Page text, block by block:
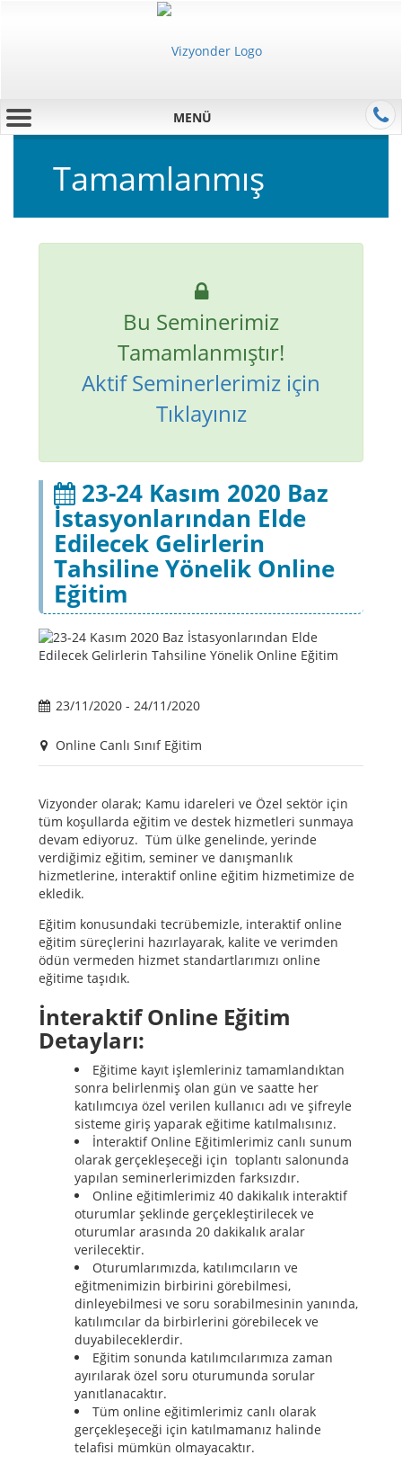
MENÜ
Tamamlanmış
Bu Seminerimiz
Tamamlanmıştır!
Aktif Seminerlerimiz için
Tıklayınız
23-24 Kasım 2020 Baz
İstasyonlarından Elde
Edilecek Gelirlerin
Tahsiline Yönelik Online
Eğitim
23/11/2020 - 24/11/2020
Online Canlı Sınıf Eğitim
Vizyonder olarak; Kamu idareleri ve Özel sektör için
tüm koşullarda eğitim ve destek hizmetleri sunmaya
devam ediyoruz. Tüm ülke genelinde, yerinde
verdiğimiz eğitim, seminer ve danışmanlık
hizmetlerine, interaktif online eğitim hizmetimize de
ekledik.
Eğitim konusundaki tecrübemizle, interaktif online
eğitim süreçlerini hazırlayarak, kalite ve verimden
ödün vermeden hizmet standartlarımızı online
eğitime taşıdık.
İnteraktif Online Eğitim
Detayları:
Eğitime kayıt işlemleriniz tamamlandıktan
sonra belirlenmiş olan gün ve saatte her
katılımcıya özel verilen kullanıcı adı ve şifreyle
sisteme giriş yaparak eğitime katılmalısınız.
İnteraktif Online Eğitimlerimiz canlı sunum
olarak gerçekleşeceği için toplantı salonunda
yapılan seminerlerimizden farksızdır.
Online eğitimlerimiz 40 dakikalık interaktif
oturumlar şeklinde gerçekleştirilecek ve
oturumlar arasında 20 dakikalık aralar
verilecektir.
Oturumlarımızda, katılımcıların ve
eğitmenimizin birbirini görebilmesi,
dinleyebilmesi ve soru sorabilmesinin yanında,
katılımcılar da birbirlerini görebilecek ve
duyabileceklerdir.
Eğitim sonunda katılımcılarımıza zaman
ayırılarak özel soru oturumunda sorular
yanıtlanacaktır.
Tüm online eğitimlerimiz canlı olarak
gerçekleşeceği için katılmamanız halinde
telafisi mümkün olmayacaktır.